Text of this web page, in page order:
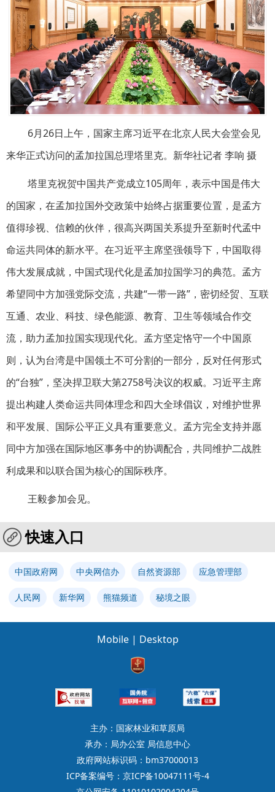
6月26日上午，国家主席习近平在北京人民大会堂会见
来华正式访问的孟加拉国总理塔里克。新华社记者 李响 摄
塔里克祝贺中国共产党成立105周年，表示中国是伟大
的国家，在孟加拉国外交政策中始终占据重要位置，是孟方
值得珍视、信赖的伙伴，很高兴两国关系提升至新时代孟中
命运共同体的新水平。在习近平主席坚强领导下，中国取得
伟大发展成就，中国式现代化是孟加拉国学习的典范。孟方
希望同中方加强党际交流，共建“一带一路”，密切经贸、互联
互通、农业、科技、绿色能源、教育、卫生等领域合作交
流，助力孟加拉国实现现代化。孟方坚定恪守一个中国原
则，认为台湾是中国领土不可分割的一部分，反对任何形式
的“台独”，坚决捍卫联大第2758号决议的权威。习近平主席
提出构建人类命运共同体理念和四大全球倡议，对维护世界
和平发展、国际公平正义具有重要意义。孟方完全支持并愿
同中方加强在国际地区事务中的协调配合，共同维护二战胜
利成果和以联合国为核心的国际秩序。
王毅参加会见。
快速入口
中国政府网 中央网信办 自然资源部 应急管理部
人民网 新华网 熊猫频道 秘境之眼
Mobile | Desktop
主办：国家林业和草原局
承办：局办公室 局信息中心
政府网站标识码：bm37000013
ICP备案编号：京ICP备10047111号-4